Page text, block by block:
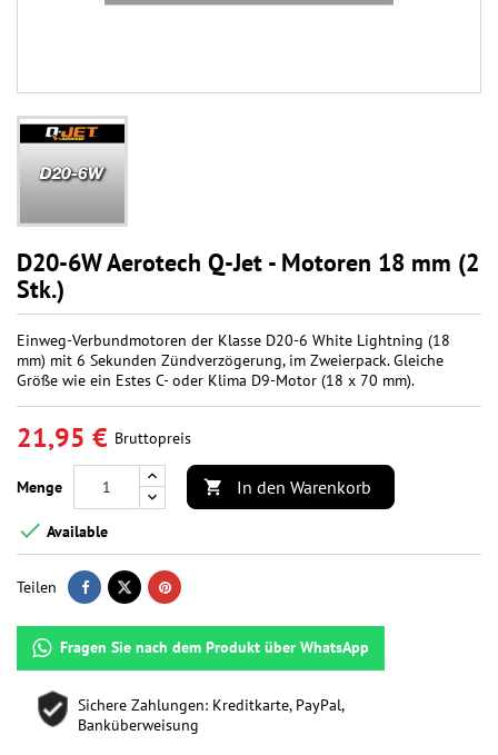
D20-6W Aerotech Q-Jet - Motoren 18 mm (2
Stk.)
Einweg-Verbundmotoren der Klasse D20-6 White Lightning (18
mm) mit 6 Sekunden Zündverzögerung, im Zweierpack. Gleiche
Größe wie ein Estes C- oder Klima D9-Motor (18 x 70 mm).
21,95 € Bruttopreis
Menge  In den Warenkorb
 Available
Teilen
Fragen Sie nach dem Produkt über WhatsApp
Sichere Zahlungen: Kreditkarte, PayPal,
Banküberweisung